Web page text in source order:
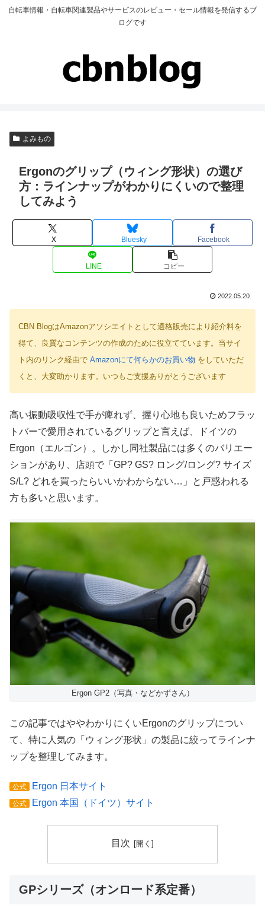
自転車情報・自転車関連製品やサービスのレビュー・セール情報を発信するブ
ログです
よみもの
Ergonのグリップ（ウィング形状）の選び
方：ラインナップがわかりにくいので整理
してみよう
X Bluesky Facebook
LINE コピー
2022.05.20
CBN BlogはAmazonアソシエイトとして適格販売により紹介料を
得て、良質なコンテンツの作成のために役立てています。当サイ
ト内のリンク経由で Amazonにて何らかのお買い物 をしていただ
くと、大変助かります。いつもご支援ありがとうございます
高い振動吸収性で手が痺れず、握り心地も良いためフラッ
トバーで愛用されているグリップと言えば、ドイツの
Ergon（エルゴン）。しかし同社製品には多くのバリエー
ションがあり、店頭で「GP? GS? ロング/ロング? サイズ
S/L? どれを買ったらいいかわからない…」と戸惑われる
方も多いと思います。
Ergon GP2（写真・などかずさん）
この記事ではややわかりにくいErgonのグリップについ
て、特に人気の「ウィング形状」の製品に絞ってラインナ
ップを整理してみます。
公式 Ergon 日本サイト
公式 Ergon 本国（ドイツ）サイト
目次
GPシリーズ（オンロード系定番）